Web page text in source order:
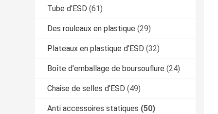
Tube d'ESD (61)
Des rouleaux en plastique (29)
Plateaux en plastique d'ESD (32)
Boîte d'emballage de boursouflure (24)
Chaise de selles d'ESD (49)
Anti accessoires statiques (50)